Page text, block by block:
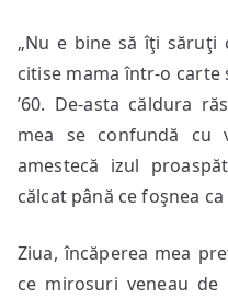
„Nu e bine să îţi săruţi
citise mama într-o carte
’60. De-asta căldura
mea se confundă cu
amestecă izul
călcat până ce foşnea
Ziua, încăperea mea
ce mirosuri veneau